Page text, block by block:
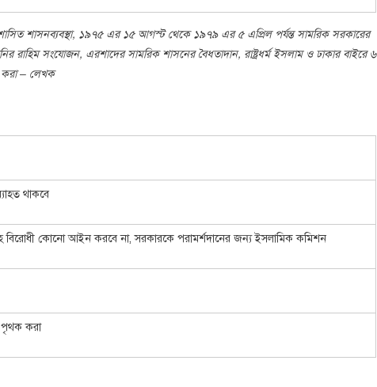
শাসিত শাসনব্যবস্থা, ১৯৭৫ এর ১৫ আগস্ট থেকে ১৯৭৯ এর ৫ এপ্রিল পর্যন্ত সামরিক সরকারের
রাহিম সংযোজন, এরশাদের সামরিক শাসনের বৈধতাদান, রাষ্ট্রধর্ম ইসলাম ও ঢাকার বাইরে ৬
করা – লেখক
থাকবে
কোনো আইন করবে না, সরকারকে পরামর্শদানের জন্য ইসলামিক কমিশন
পৃথক করা